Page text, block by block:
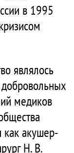
в 1995
являлось
медиков
как акушер-
Н. В.